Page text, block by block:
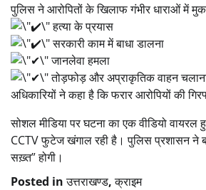
पुलिस ने आरोपितों के खिलाफ गंभीर धाराओं में
हत्या के प्रयास
सरकारी काम में बाधा डालना
जानलेवा हमला
तोड़फोड़ और अप्राकृतिक वाहन
अधिकारियों ने कहा है कि फरार आरोपियों की
सोशल मीडिया पर घटना का एक वीडियो
CCTV फुटेज खंगाल रही है। पुलिस प्रशासन ने
सख़्त” होगी।
Posted inउत्तराखण्ड,क्राइम